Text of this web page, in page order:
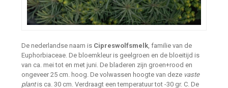
De nederlandse naam is Cipreswolfsmelk , familie van de
Euphorbiaceae. De bloemkleur is geelgroen en de bloeitijd is
van ca. mei tot en met juni. De bladeren zijn groen+rood en
ongeveer 25 cm. hoog. De volwassen hoogte van deze vaste
plantis ca. 30 cm. Verdraagt een temperatuur tot -30 gr. C. De